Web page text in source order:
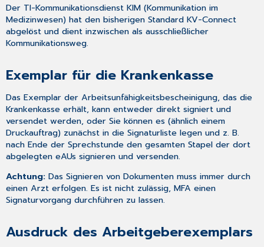
Voraussetzungen
für
die
Nutzung
weitere
Informationen
zum
Drucker
Der TI-KommunikationsdienstKIM (Kommunikation im
Medizinwesen) hat den bisherigen Standard KV-Connect
abgelöst und dient inzwischen als ausschließlicher
Kommunikationsweg.
Exemplar für die Krankenkasse
Das Exemplar der Arbeitsunfähigkeitsbescheinigung, das die
Krankenkasse erhält, kann entweder direkt signiert und
versendet werden, oder Sie können es (ähnlich einem
Druckauftrag) zunächst in dieSignaturliste legen und z. B.
nach Ende der Sprechstunde den gesamten Stapel der dort
abgelegten eAUs signieren und versenden.
Achtung:Das Signieren von Dokumenten muss immer durch
einen Arzt erfolgen. Es ist nicht zulässig, MFA einen
Signaturvorgang durchführen zu lassen.
Ausdruck des Arbeitgeberexemplars